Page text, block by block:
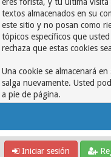
eres forista, y tu última visita
textos almacenados en su
este sitio y no posan como
tópicos específicos que
rechaza que estas cookies
Una cookie se almacenará
salga nuevamente. Usted
a pie de página.
Iniciar sesión